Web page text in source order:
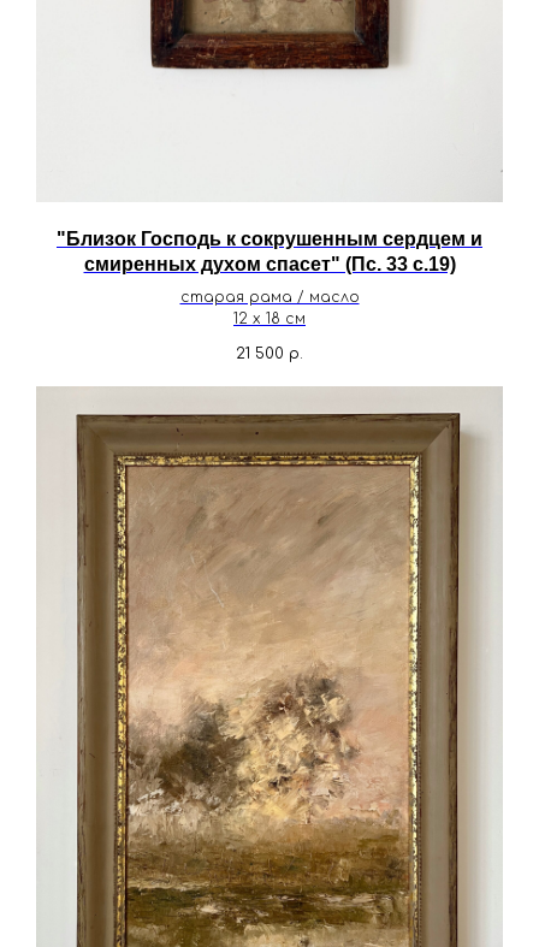
"Близок Господь к сокрушенным сердцем и
смиренных духом спасет" (Пс. 33 с.19)
старая рама / масло
12 х 18 см
21 500 р.